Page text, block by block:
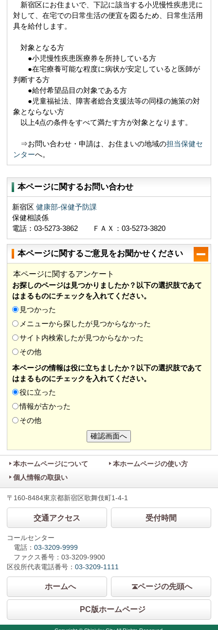
新宿区にお住まいで、下記に該当する小児慢性疾患児に
対して、在宅での日常生活の便宜を図るため、日常生活用
具を給付します。
対象となる方
●小児慢性疾患医療券を所持している方
●在宅療養可能な程度に病状が安定していると医師が
判断する方
●給付希望品目の対象である方
●児童福祉法、障害者総合支援法等の同様の施策の対
象とならない方
以上4点の条件をすべて満たす方が対象となります。
⇒お問い合わせ・申請は、お住まいの地域の担当保健セ
ンターへ。
本ページに関するお問い合わせ
新宿区 健康部-保健予防課
保健相談係
電話：03-5273-3862 ＦＡＸ：03-5273-3820
本ページに関するご意見をお聞かせください
本ページに関するアンケート
お探しのページは見つかりましたか？以下の選択肢であて
はまるものにチェックを入れてください。
見つかった
メニューから探したが見つからなかった
サイト内検索したが見つからなかった
その他
本ページの情報は役に立ちましたか？以下の選択肢であて
はまるものにチェックを入れてください。
役に立った
情報が古かった
その他
本ホームページについて
本ホームページの使い方
個人情報の取扱い
〒160-8484東京都新宿区歌舞伎町1-4-1
交通アクセス 受付時間
コールセンター
電話： 03-3209-9999
ファクス番号：03-3209-9900
区役所代表電話番号： 03-3209-1111
ホームへ ページの先頭へ
PC版ホームページ